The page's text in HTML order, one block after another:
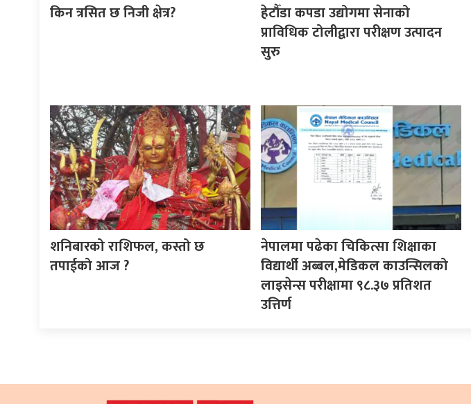
किन त्रसित छ निजी क्षेत्र?
हेटौँडा कपडा उद्योगमा सेनाको
प्राविधिक टोलीद्वारा परीक्षण उत्पादन
सुरु
शनिबारको राशिफल, कस्तो छ
तपाईको आज ?
नेपालमा पढेका चिकित्सा शिक्षाका
विद्यार्थी अब्बल,मेडिकल काउन्सिलको
लाइसेन्स परीक्षामा ९८.३७ प्रतिशत
उत्तिर्ण